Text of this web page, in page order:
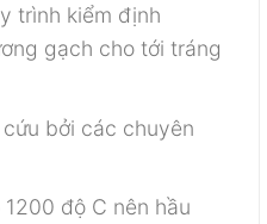
trình kiểm định
gạch cho tới tráng
bởi các chuyên
độ C nên hầu